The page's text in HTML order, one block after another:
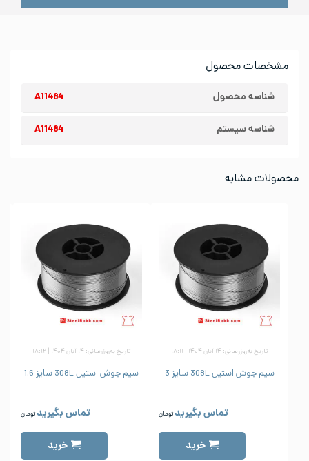
مشخصات محصول
شناسه محصول A11484
شناسه سیستم A11484
محصولات مشابه
تاریخ به‌روزرسانی: ۱۴ آبان ۱۴۰۴ | ۱۸:۱۱
سیم جوش استیل 308L سایز 3
تماس بگیرید تومان
خرید
تاریخ به‌روزرسانی: ۱۴ آبان ۱۴۰۴ | ۱۸:۱۲
سیم جوش استیل 308L سایز 1.6
تماس بگیرید تومان
خرید